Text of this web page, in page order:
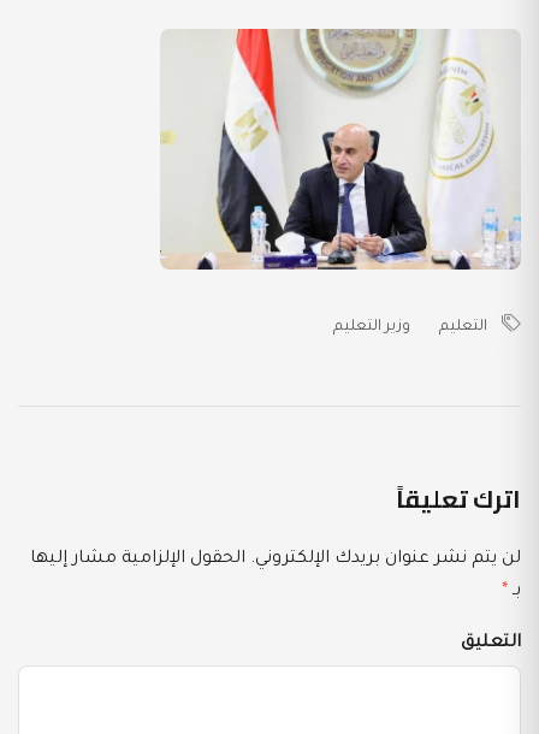
التعليم وزير التعليم
اترك تعليقاً
لن يتم نشر عنوان بريدك الإلكتروني. الحقول الإلزامية مشار إليها
بـ *
التعليق